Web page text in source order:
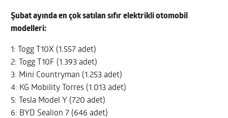
Şubat ayında en çok satılan sıfır elektrikli otomobil
modelleri:
1: Togg T10X (1.557 adet)
2: Togg T10F (1.393 adet)
3: Mini Countryman (1.253 adet)
4: KG Mobility Torres (1.013 adet)
5: Tesla Model Y (720 adet)
6: BYD Sealion 7 (646 adet)